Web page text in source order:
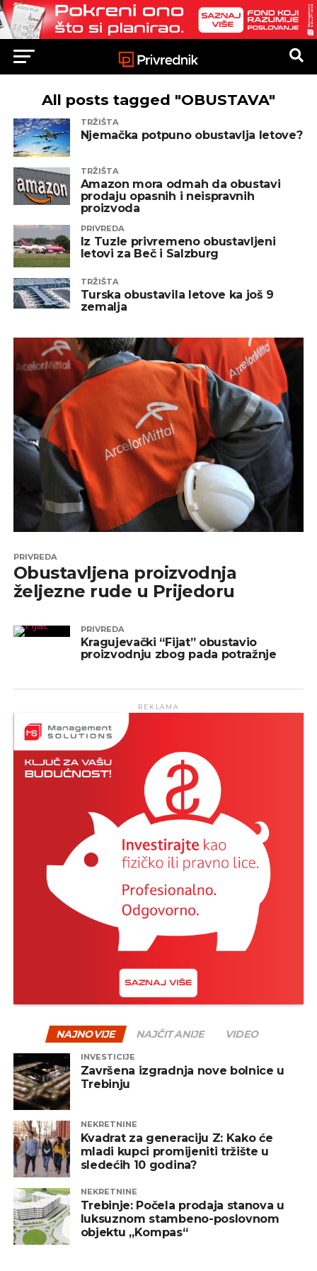
All posts tagged "OBUSTAVA"
TRŽIŠTA
Njemačka potpuno obustavlja letove?
TRŽIŠTA
Amazon mora odmah da obustavi
prodaju opasnih i neispravnih
proizvoda
PRIVREDA
Iz Tuzle privremeno obustavljeni
letovi za Beč i Salzburg
TRŽIŠTA
Turska obustavila letove ka još 9
zemalja
PRIVREDA
Obustavljena proizvodnja
željezne rude u Prijedoru
PRIVREDA
Kragujevački “Fijat” obustavio
proizvodnju zbog pada potražnje
REKLAMA
NAJNOVIJE NAJČITANIJE VIDEO
INVESTICIJE
Završena izgradnja nove bolnice u
Trebinju
NEKRETNINE
Kvadrat za generaciju Z: Kako će
mladi kupci promijeniti tržište u
sledećih 10 godina?
NEKRETNINE
Trebinje: Počela prodaja stanova u
luksuznom stambeno-poslovnom
objektu „Kompas“